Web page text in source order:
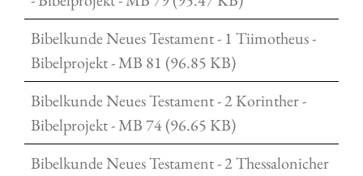
Bibelkunde Neues Testament - 1 Tiimotheus -
Bibelprojekt - MB 81 (96.85 KB)
Bibelkunde Neues Testament - 2 Korinther -
Bibelprojekt - MB 74 (96.65 KB)
Bibelkunde Neues Testament - 2 Thessalonicher